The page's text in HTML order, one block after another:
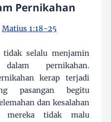
Pernikahan
Matius 1:18-25
selalu menjamin
pernikahan.
kerap terjadi
pasangan begitu
dan kesalahan
mereka tidak malu